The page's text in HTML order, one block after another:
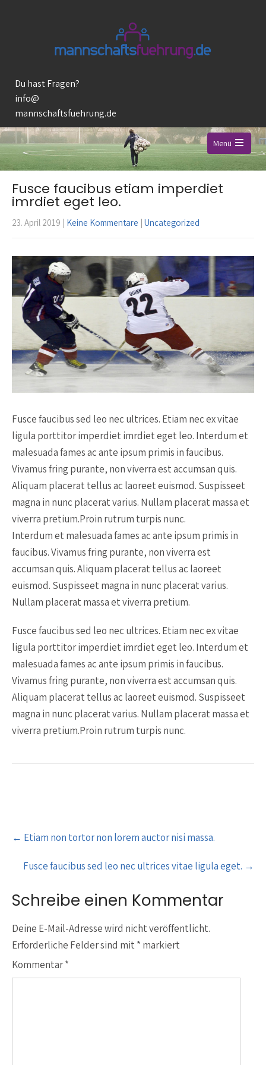
Du hast Fragen?
info@
mannschaftsfuehrung.de
Menü
Open
the
Fusce faucibus etiam imperdiet
imrdiet eget leo.
23. April 2019 Keine Kommentare Uncategorized
Fusce faucibus sed leo nec ultrices. Etiam nec ex vitae
ligula porttitor imperdiet imrdiet eget leo. Interdum et
malesuada fames ac ante ipsum primis in faucibus.
Vivamus fring purante, non viverra est accumsan quis.
Aliquam placerat tellus ac laoreet euismod. Suspisseet
magna in nunc placerat varius. Nullam placerat massa et
viverra pretium.Proin rutrum turpis nunc.
Interdum et malesuada fames ac ante ipsum primis in
faucibus. Vivamus fring purante, non viverra est
accumsan quis. Aliquam placerat tellus ac laoreet
euismod. Suspisseet magna in nunc placerat varius.
Nullam placerat massa et viverra pretium.
Fusce faucibus sed leo nec ultrices. Etiam nec ex vitae
ligula porttitor imperdiet imrdiet eget leo. Interdum et
malesuada fames ac ante ipsum primis in faucibus.
Vivamus fring purante, non viverra est accumsan quis.
Aliquam placerat tellus ac laoreet euismod. Suspisseet
magna in nunc placerat varius. Nullam placerat massa et
viverra pretium.Proin rutrum turpis nunc.
Post
navigation
← Etiam non tortor non lorem auctor nisi massa.
Fusce faucibus sed leo nec ultrices vitae ligula eget. →
Schreibe einen Kommentar
Deine E-Mail-Adresse wird nicht veröffentlicht.
Erforderliche Felder sind mit * markiert
Kommentar*